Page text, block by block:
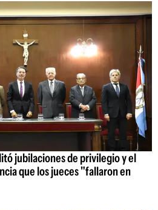
jubilaciones de privilegio y el
que los jueces "fallaron en